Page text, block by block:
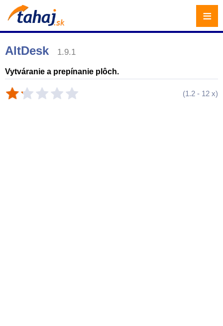
AltDesk 1.9.1
Vytváranie a prepínanie plôch.
(1.2 - 12 x)
≡